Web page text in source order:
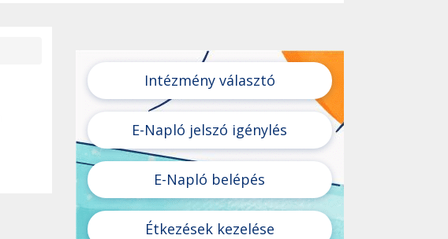
Intézmény választó
E-Napló jelszó igénylés
E-Napló belépés
Étkezések kezelése